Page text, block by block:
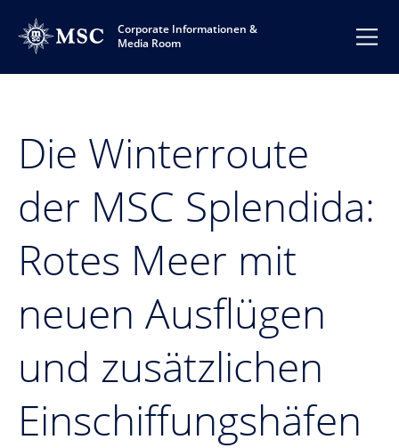
Corporate Informationen &
Media Room
Die Winterroute
der MSC Splendida:
Rotes Meer mit
neuen Ausflügen
und zusätzlichen
Einschiffungshäfen